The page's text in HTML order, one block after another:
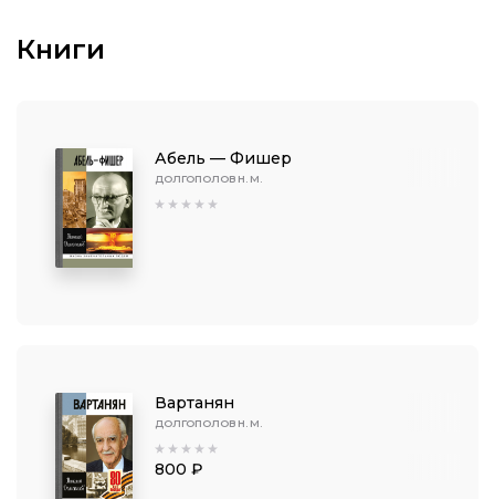
Книги
Абель — Фишер
ДОЛГОПОЛОВ Н. М.
Вартанян
ДОЛГОПОЛОВ Н. М.
800 ₽